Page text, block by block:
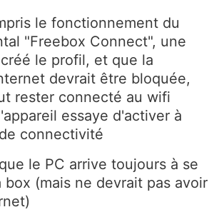
le fonctionnement du
"Freebox Connect", une
le profil, et que la
devrait être bloquée,
rester connecté au wifi
essaye d'activer à
connectivité
le PC arrive toujours à se
box (mais ne devrait pas avoir